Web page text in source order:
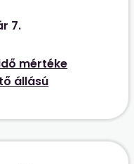
7.
mértéke
állású